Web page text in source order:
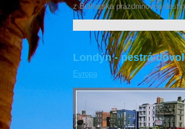
z Bulharska prázdninovou
Londýn - pestrá
Evropa